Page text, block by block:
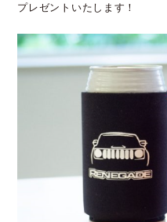
プレゼントいたします！